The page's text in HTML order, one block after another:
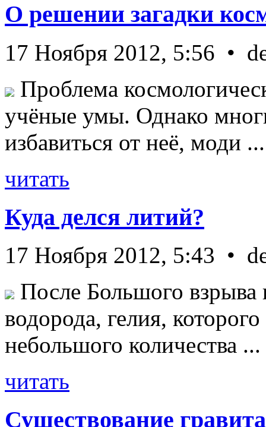
О решении загадки
17 Ноября 2012, 5:56 •
Проблема
учёные умы. Однако
избавиться от неё, моди ...
читать
Куда делся литий?
17 Ноября 2012, 5:43 •
После Большого взрыва
водорода, гелия,
небольшого количества ...
читать
Существование